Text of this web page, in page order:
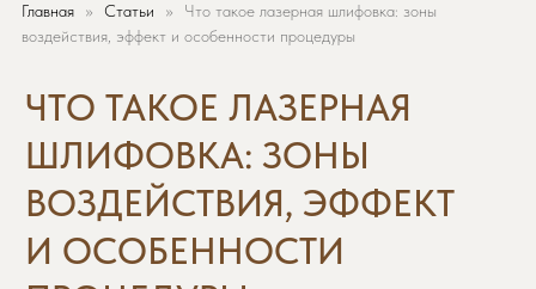
Главная Статьи
Что такое лазерная шлифовка: зоны
воздействия, эффект и особенности процедуры
ЧТО ТАКОЕ ЛАЗЕРНАЯ
ШЛИФОВКА: ЗОНЫ
ВОЗДЕЙСТВИЯ, ЭФФЕКТ
И ОСОБЕННОСТИ
ПРОЦЕДУРЫ